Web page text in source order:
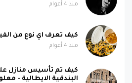
منذ 4 أعوام
كيف تعرف اي نوع من
منذ 4 أعوام
كيف تم تأسيس منازل
البندقية الايطالية -